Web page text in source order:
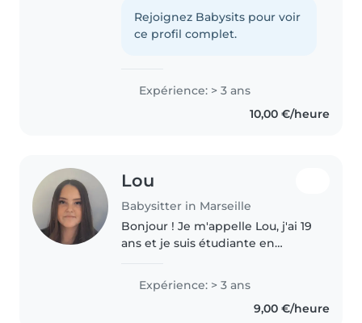
je suis habituée aux enfants, j’ai 1
petit frère, pleins de petit(e)s
Rejoignez Babysits pour voir
ce profil complet.
Expérience: > 3 ans
10,00 €/heure
Lou
Babysitter in Marseille
Bonjour ! Je m'appelle Lou, j'ai 19
ans et je suis étudiante en
gardé de nombreux enfants, de
différents âges, le plus jeune
ayant 9 mois. Sérieuse,..
Expérience: > 3 ans
9,00 €/heure